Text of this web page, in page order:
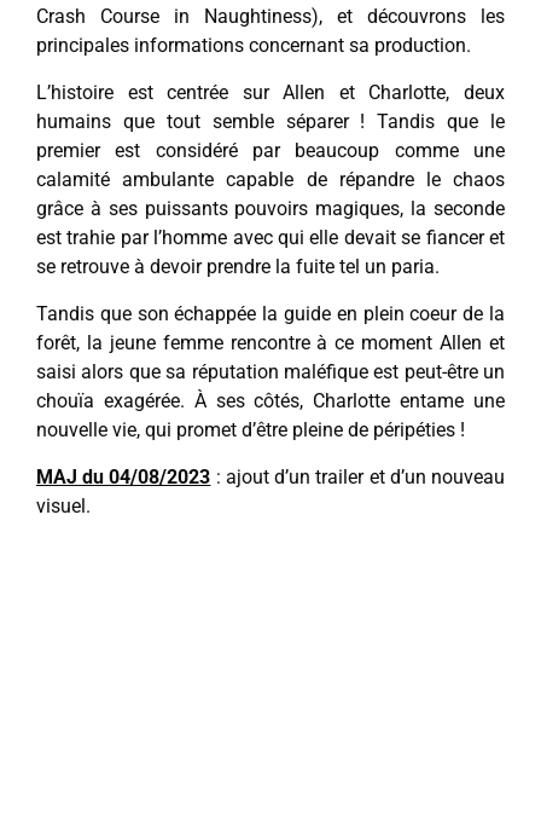
Crash Course in Naughtiness), et découvrons les
principales informations concernant sa production.
L’histoire est centrée sur Allen et Charlotte, deux
humains que tout semble séparer ! Tandis que le
premier est considéré par beaucoup comme une
calamité ambulante capable de répandre le chaos
grâce à ses puissants pouvoirs magiques, la seconde
est trahie par l’homme avec qui elle devait se fiancer et
se retrouve à devoir prendre la fuite tel un paria.
Tandis que son échappée la guide en plein coeur de la
forêt, la jeune femme rencontre à ce moment Allen et
saisi alors que sa réputation maléfique est peut-être un
chouïa exagérée. À ses côtés, Charlotte entame une
nouvelle vie, qui promet d’être pleine de péripéties !
MAJ du 04/08/2023 : ajout d’un trailer et d’un nouveau
visuel.